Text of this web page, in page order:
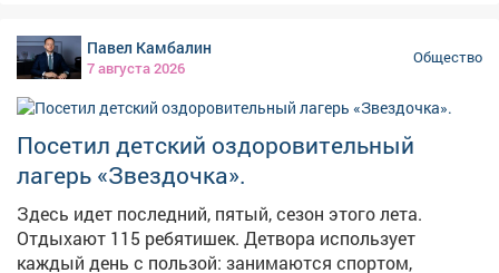
Возьму мяч и с сыном дойду до площадки. Проверим
лично. По обращению жителя села Глубокое начали
установку комплекса фотовидеофиксации на трассе
Новосибирск - Ленинск-Кузнецкий - Кемерово - Юрга.
Некоторые водители там нарушают, люди боятся за
детей. Специалисты уже готовят фундамент под
опорную конструкцию. В Березовском ликвидировали
несанкционированную свалку в районе Мариинского
поворота. Вывезли 40 тонн мусора, очистили участок
и привели его в порядок. Спасибо за ваши
Павел Камбалин
7 августа 2026
Общество
Посетил детский оздоровительный
лагерь «Звездочка».
Здесь идет последний, пятый, сезон этого лета.
Отдыхают 115 ребятишек. Детвора использует
каждый день с пользой: занимаются спортом,